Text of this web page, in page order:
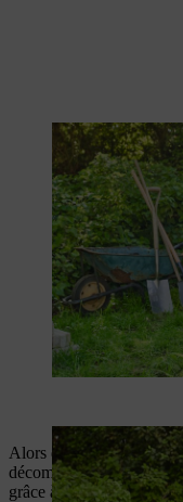
Alors qu’une souche
décomposer
grâce à quelques astuces